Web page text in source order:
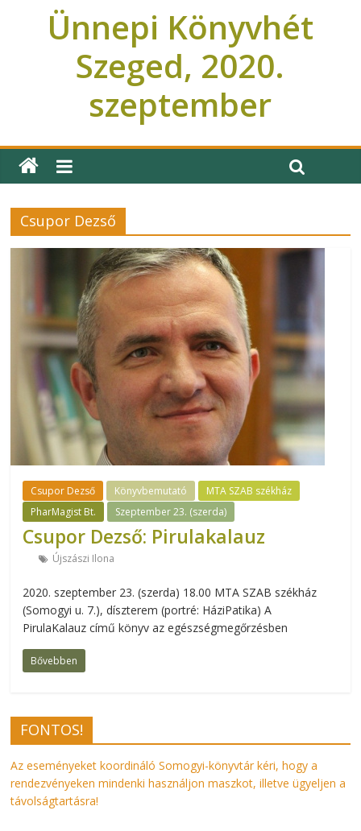
Ünnepi Könyvhét
Szeged, 2020.
szeptember
Csupor Dezső
Csupor Dezső Könyvbemutató
MTA SZAB székház
PharMagist Bt.
Szeptember 23. (szerda)
Csupor Dezső: Pirulakalauz
Újszászi Ilona
2020. szeptember 23. (szerda) 18.00 MTA SZAB székház
(Somogyi u. 7.), díszterem (portré: HáziPatika) A
PirulaKalauz című könyv az egészségmegőrzésben
Bővebben
FONTOS!
Az eseményeket koordináló Somogyi-könyvtár kéri, hogy a
rendezvényeken mindenki használjon maszkot, illetve ügyeljen a
távolságtartásra!